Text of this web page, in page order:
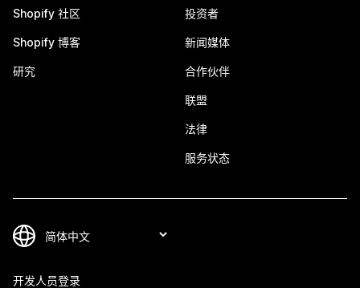
Shopify 社区
Shopify 博客
研究
投资者
新闻媒体
合作伙伴
联盟
法律
服务状态
开发人员登录